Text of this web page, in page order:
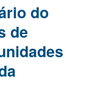
do
de